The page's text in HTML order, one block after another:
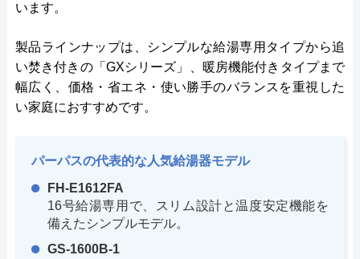
います。
製品ラインナップは、シンプルな給湯専用タイプから追
い焚き付きの「GXシリーズ」、暖房機能付きタイプまで
幅広く、価格・省エネ・使い勝手のバランスを重視した
い家庭におすすめです。
パーパスの代表的な人気給湯器モデル
FH-E1612FA
16号給湯専用で、スリム設計と温度安定機能を
備えたシンプルモデル。
GS-1600B-1